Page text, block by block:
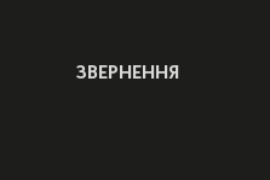
ЗВЕРНЕННЯ